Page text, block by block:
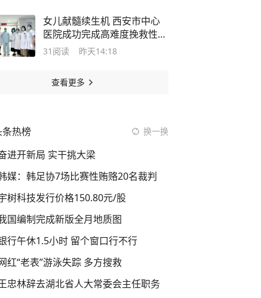
女儿献髓续生机 西安市中心
医院成功完成高难度挽救性半
相合移植
31 阅读 昨天14:18
查看更多
条热榜 换一换
进开新局 实干挑大梁
媒：韩足协7场比赛性贿赂20名裁判
树科技发行价格150.80元/股
国编制完成新版全月地质图
行午休1.5小时 留个窗口行不行
红“老表”游泳失踪 多方搜救
忠林辞去湖北省人大常委会主任职务